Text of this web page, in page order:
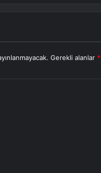
Gerekli alanlar *